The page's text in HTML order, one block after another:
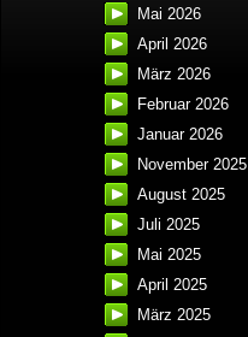
Mai 2026
April 2026
März 2026
Februar 2026
Januar 2026
November 2025
August 2025
Juli 2025
Mai 2025
April 2025
März 2025